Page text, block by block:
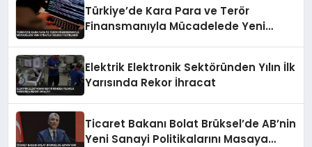
Türkiye’de Kara Para ve Terör
Finansmanıyla Mücadelede Yeni
Elektrik Elektronik Sektöründen Yılın İlk
Yarısında Rekor İhracat
Ticaret Bakanı Bolat Brüksel’de AB’nin
Yeni Sanayi Politikalarını Masaya